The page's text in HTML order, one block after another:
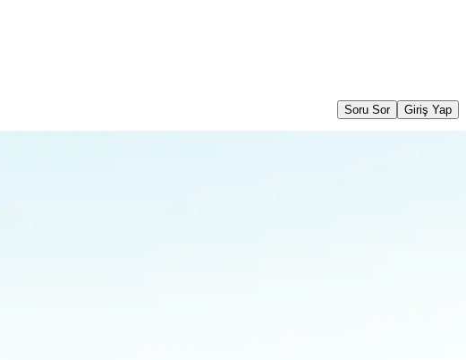
Soru Sor Giriş Yap